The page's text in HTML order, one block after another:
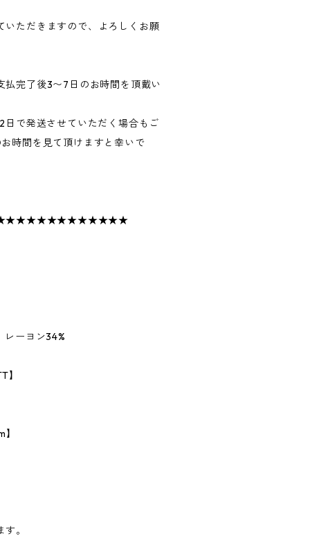
いただきますので、よろしくお願
払完了後3〜7日のお時間を頂戴い
日で発送させていただく場合もご
時間を見て頂けますと幸いで
ーヨン34%
】
。